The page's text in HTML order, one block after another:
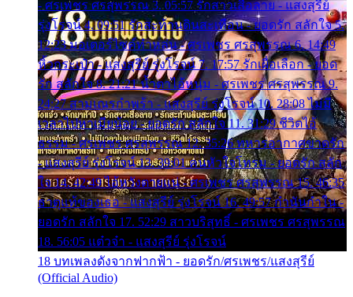
- ศรเพชร ศรสุพรรณ 3. 05:57 รักสาวเสื้อลาย - แสงสุรีย์
รุ่งโรจน์ 4. 09:51 รักสะท้านดินสะเทือน - ยอดรัก สลักใจ 5.
12:23 มอเตอร์ไซค์ทำหล่น - ศรเพชร ศรสุพรรณ 6. 14:49
หิ้วกระเป๋า - แสงสุรีย์ รุ่งโรจน์ 7. 17:57 รักเผื่อเลือก - ยอด
รัก สลักใจ 8. 21:21 น้ำตาไอ้หนุ่ม - ศรเพชร ศรสุพรรณ 9.
24:27 สามเณรกำพร้า - แสงสุรีย์ รุ่งโรจน์ 10. 28:08 ไม่มี
เวลาไปหาเมียน้อย - ยอดรัก สลักใจ 11. 31:29 ชีวิตไอ้
ธรรม - ศรเพชร ศรสุพรรณ 12. 35:26 ทหารอากาศขาดรัก
- แสงสุรีย์ รุ่งโรจน์ 13. 39:01 คนหัวใจโทรม - ยอดรัก สลัก
ใจ 14. 42:49 ไอ้หวังตายแน่ - ศรเพชร ศรสุพรรณ 15. 46:35
ธาตุแท้ของเธอ - แสงสุรีย์ รุ่งโรจน์ 16. 49:57 กำนันกำใน -
ยอดรัก สลักใจ 17. 52:29 สาวบริสุทธิ์ - ศรเพชร ศรสุพรรณ
18. 56:05 แต๋วจ๋า - แสงสุรีย์ รุ่งโรจน์
18 บทเพลงดังจากฟากฟ้า - ยอดรัก/ศรเพชร/แสงสุรีย์
(Official Audio)